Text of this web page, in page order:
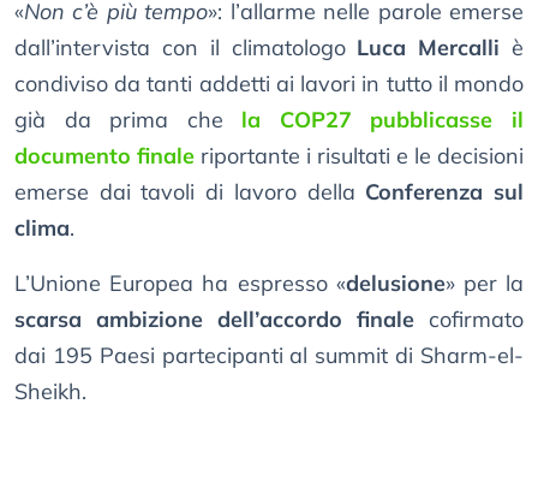
«Non c’è più tempo»: l’allarme nelle parole emerse
dall’intervista con il climatologo Luca Mercalli è
condiviso da tanti addetti ai lavori in tutto il mondo
già da prima che la COP27 pubblicasse il
documento finale riportante i risultati e le decisioni
emerse dai tavoli di lavoro della Conferenza sul
clima.
L’Unione Europea ha espresso «delusione» per la
scarsa ambizione dell’accordo finale cofirmato
dai 195 Paesi partecipanti al summit di Sharm-el-
Sheikh.